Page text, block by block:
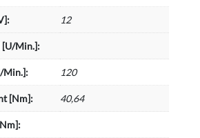
12
[U/Min.]:
Min.]: 120
[Nm]: 40,64